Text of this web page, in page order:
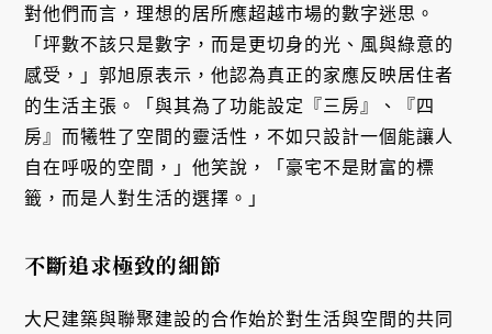
對他們而言，理想的居所應超越市場的數字迷思。
「坪數不該只是數字，而是更切身的光、風與綠意的
感受，」郭旭原表示，他認為真正的家應反映居住者
的生活主張。「與其為了功能設定『三房』、『四
房』而犧牲了空間的靈活性，不如只設計一個能讓人
自在呼吸的空間，」他笑說，「豪宅不是財富的標
籤，而是人對生活的選擇。」
不斷追求極致的細節
大尺建築與聯聚建設的合作始於對生活與空間的共同